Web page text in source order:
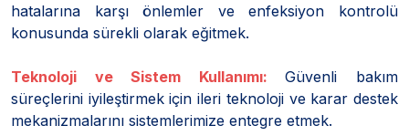
hatalarına karşı önlemler ve enfeksiyon kontrolü
konusunda sürekli olarak eğitmek.
Teknoloji ve Sistem Kullanımı:Güvenli bakım
süreçlerini iyileştirmek için ileri teknoloji ve karar destek
mekanizmalarını sistemlerimize entegre etmek.